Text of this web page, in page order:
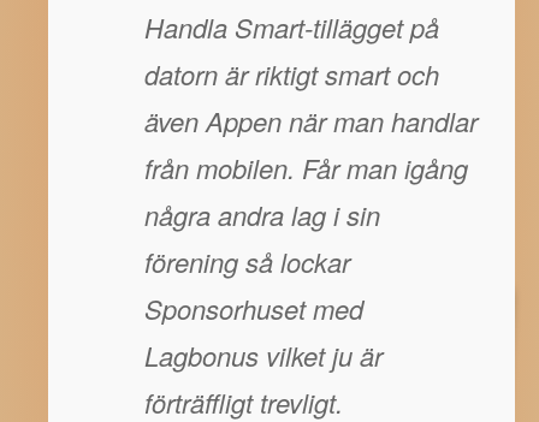
Handla Smart-tillägget på
datorn är riktigt smart och
även Appen när man handlar
från mobilen. Får man igång
några andra lag i sin
förening så lockar
Sponsorhuset med
Lagbonus vilket ju är
förträffligt trevligt.